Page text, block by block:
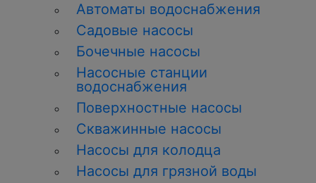
Автоматы водоснабжения
Садовые насосы
Бочечные насосы
Насосные станции
водоснабжения
Поверхностные насосы
Скважинные насосы
Насосы для колодца
Насосы для грязной воды